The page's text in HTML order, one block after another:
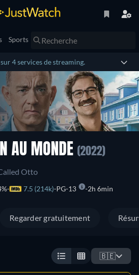
Sports
4 services de streaming.
AU MONDE (2022)
Otto
7.5 (214k) PG-13 2h 6min
Regarder gratuitement
🇧🇪